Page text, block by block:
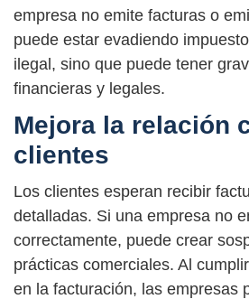
empresa no emite facturas o
puede estar evadiendo
ilegal, sino que puede tener
financieras y legales.
Mejora la relación
clientes
Los clientes esperan recibir
detalladas. Si una empresa no
correctamente, puede crear
prácticas comerciales. Al
en la facturación, las empresas